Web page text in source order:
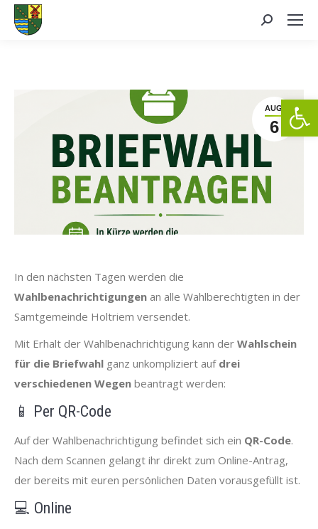
Search:
AUG.
6
In den nächsten Tagen werden die
Wahlbenachrichtigungen an alle Wahlberechtigten in der
Samtgemeinde Holtriem versendet.
Mit Erhalt der Wahlbenachrichtigung kann der Wahlschein
für die Briefwahl ganz unkompliziert auf drei
verschiedenen Wegen beantragt werden:
📱 Per QR-Code
Auf der Wahlbenachrichtigung befindet sich ein QR-Code.
Nach dem Scannen gelangt ihr direkt zum Online-Antrag,
der bereits mit euren persönlichen Daten vorausgefüllt ist.
💻 Online